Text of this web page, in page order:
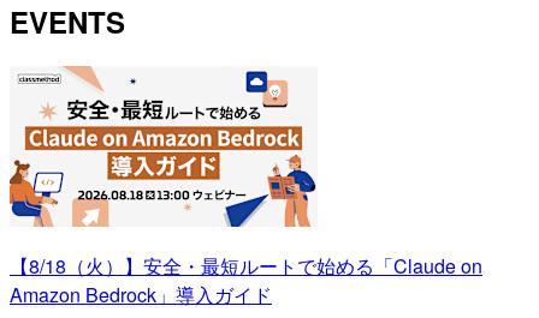
EVENTS
【8/18（火）】安全・最短ルートで始める「Claude on
Amazon Bedrock」導入ガイド